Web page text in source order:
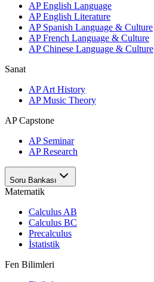
AP English Language
AP English Literature
AP Spanish Language & Culture
AP French Language & Culture
AP Chinese Language & Culture
Sanat
AP Art History
AP Music Theory
AP Capstone
AP Seminar
AP Research
Soru Bankası
Matematik
Calculus AB
Calculus BC
Precalculus
İstatistik
Fen Bilimleri